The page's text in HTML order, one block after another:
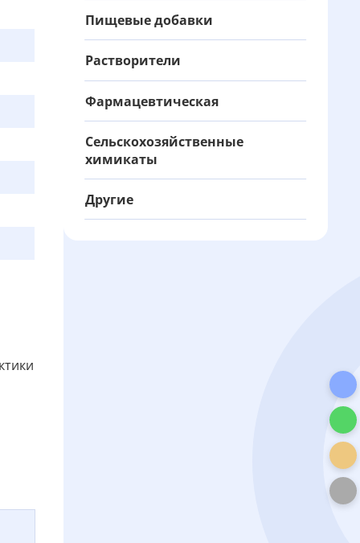
Пищевые добавки
Растворители
Фармацевтическая
Сельскохозяйственные
химикаты
Другие